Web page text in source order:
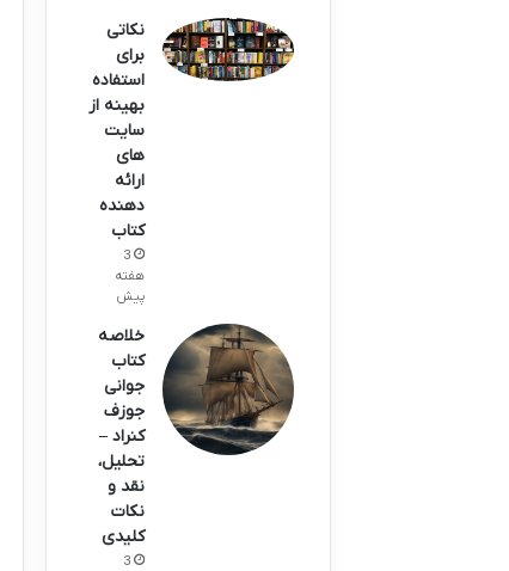
نکاتی
برای
استفاده
بهینه از
سایت
های
ارائه
دهنده
کتاب
3
هفته
پیش
خلاصه
کتاب
جوانی
جوزف
کنراد –
تحلیل،
نقد و
نکات
کلیدی
3